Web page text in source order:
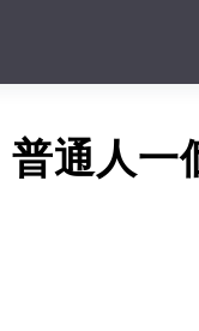
通人一